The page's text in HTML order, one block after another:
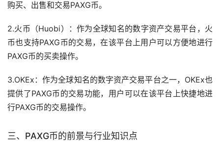
购买、出售和交易PAXG币。
2.火币 （Huobi）：作为全球知名的数字资产交易平台，火
币也支持PAXG币的交易，在该平台上用户可以方便地进行
PAXG币的买卖操作。
3.OKEx：作为全球知名的数字资产交易平台之一，OKEx也
提供了PAXG币的交易功能，用户可以在该平台上快捷地进
行PAXG币的交易操作。
三、PAXG币的前景与行业知识点